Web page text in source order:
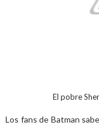
El pobre
Los fans de Batman